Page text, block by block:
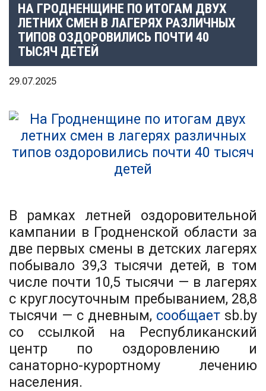
НА ГРОДНЕНЩИНЕ ПО ИТОГАМ ДВУХ
ЛЕТНИХ СМЕН В ЛАГЕРЯХ РАЗЛИЧНЫХ
ТИПОВ ОЗДОРОВИЛИСЬ ПОЧТИ 40
ТЫСЯЧ ДЕТЕЙ
29.07.2025
В рамках летней оздоровительной
кампании в Гродненской области за
две первых смены в детских лагерях
побывало 39,3 тысячи детей, в том
числе почти 10,5 тысячи — в лагерях
с круглосуточным пребыванием, 28,8
тысячи — с дневным, сообщает sb.by
со ссылкой на Республиканский
центр по оздоровлению и
санаторно-курортному лечению
населения.